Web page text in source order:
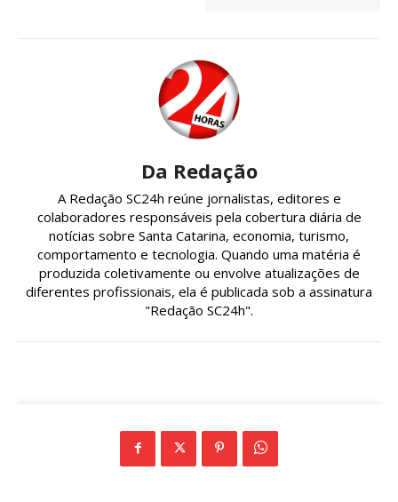
Da Redação
A Redação SC24h reúne jornalistas, editores e
colaboradores responsáveis pela cobertura diária de
notícias sobre Santa Catarina, economia, turismo,
comportamento e tecnologia. Quando uma matéria é
produzida coletivamente ou envolve atualizações de
diferentes profissionais, ela é publicada sob a assinatura
"Redação SC24h".